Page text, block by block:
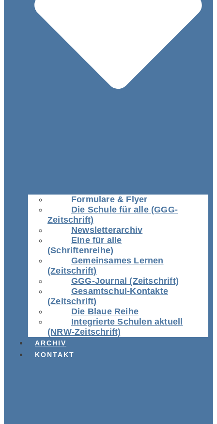
Formulare & Flyer
Die Schule für alle (GGG-
Zeitschrift)
Newsletterarchiv
Eine für alle
(Schriftenreihe)
Gemeinsames Lernen
(Zeitschrift)
GGG-Journal (Zeitschrift)
Gesamtschul-Kontakte
(Zeitschrift)
Die Blaue Reihe
Integrierte Schulen aktuell
(NRW-Zeitschrift)
ARCHIV
KONTAKT